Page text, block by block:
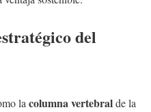
del
la columna vertebralde la